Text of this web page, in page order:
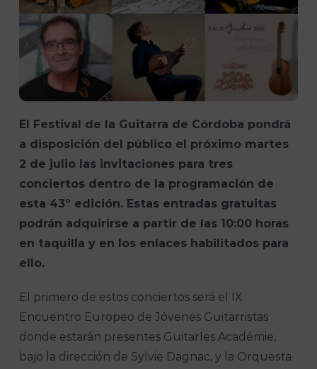
El Festival de la Guitarra de Córdoba pondrá
a disposición del público el próximo martes
2 de julio las invitaciones para tres
conciertos dentro de la programación de
esta 43º edición. Estas entradas gratuitas
podrán adquirirse a partir de las 10:00 horas
en taquilla y en los enlaces habilitados para
ello.
El primero de estos conciertos será el IX
Encuentro Europeo de Jóvenes Guitarristas
donde estarán presentes Guitarles Académie,
bajo la dirección de Sylvie Dagnac, y la Orquesta